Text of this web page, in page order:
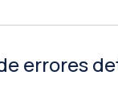
errores